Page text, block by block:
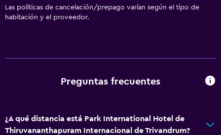
Las políticas de cancelación/prepago varían según el tipo de
habitación y el proveedor.
Preguntas frecuentes
¿A qué distancia está Park International Hotel de
Thiruvananthapuram Internacional de Trivandrum?